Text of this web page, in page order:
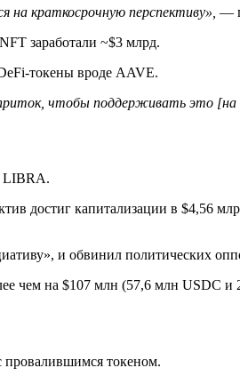
краткосрочную перспективу», —
заработали ~$3 млрд.
токены вроде AAVE.
чтобы поддерживать это [на
LIBRA.
достиг капитализации в $4,56
и обвинил политических
чем на $107 млн (57,6 млн USDC
провалившимся токеном.